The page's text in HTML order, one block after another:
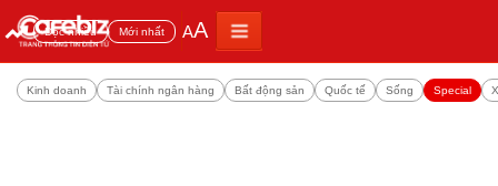
Đọc nhiều Mới nhất AA
Kinh doanh Tài chính ngân hàng Bất động sản Quốc tế Sống Special